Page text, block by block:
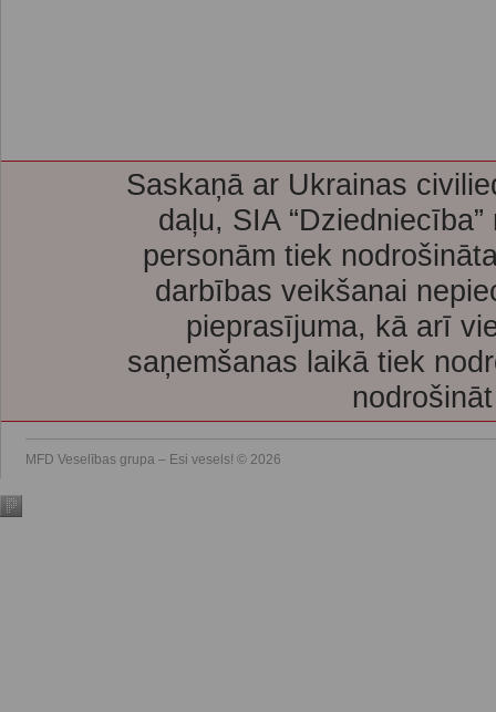
Saskaņā ar Ukrainas
daļu, SIA
personām tiek
darbības veikšanai
pieprasījuma, kā arī
saņemšanas laikā tiek
MFD Veselības grupa – Esi vesels! © 2026